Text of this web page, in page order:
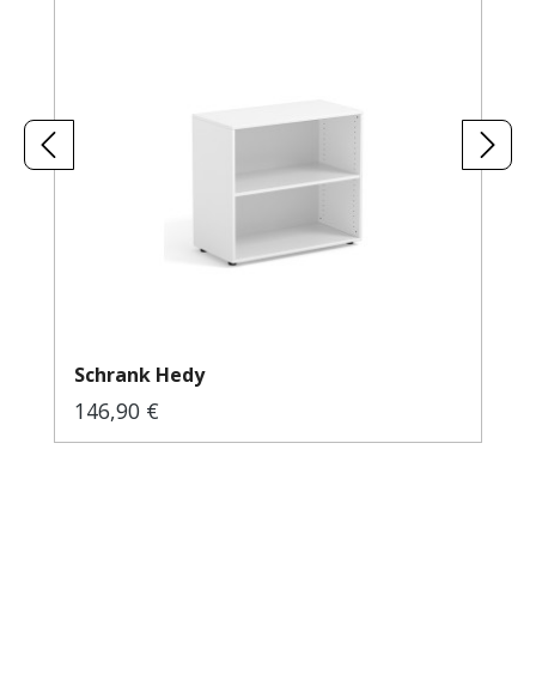
Schrank Hedy
Regulärer Preis:
146,90 €